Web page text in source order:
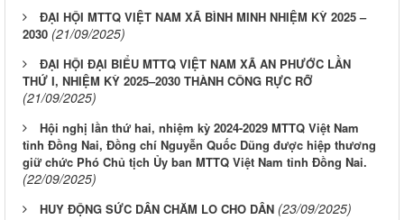
ĐẠI HỘI MTTQ VIỆT NAM XÃ BÌNH MINH NHIỆM KỲ 2025 –
2030 (21/09/2025)
ĐẠI HỘI ĐẠI BIỂU MTTQ VIỆT NAM XÃ AN PHƯỚC LẦN
THỨ I, NHIỆM KỲ 2025–2030 THÀNH CÔNG RỰC RỠ
(21/09/2025)
Hội nghị lần thứ hai, nhiệm kỳ 2024-2029 MTTQ Việt Nam
tỉnh Đồng Nai, Đồng chí Nguyễn Quốc Dũng được hiệp thương
giữ chức Phó Chủ tịch Ủy ban MTTQ Việt Nam tỉnh Đồng Nai.
(22/09/2025)
HUY ĐỘNG SỨC DÂN CHĂM LO CHO DÂN (23/09/2025)